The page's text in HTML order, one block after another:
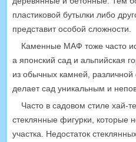
пластиковой бутылки либо
представит особой сложности.
Каменные МАФ тоже часто
а японский сад и альпийская
из обычных камней,
делает сад уникальным и
Часто в садовом стиле хай-
стеклянные фигурки, которые
участка. Недостаток